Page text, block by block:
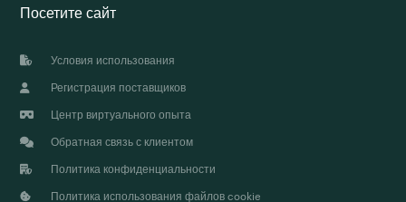
Посетите сайт
Условия использования
Регистрация поставщиков
Центр виртуального опыта
Обратная связь с клиентом
Политика конфиденциальности
Политика использования файлов cookie